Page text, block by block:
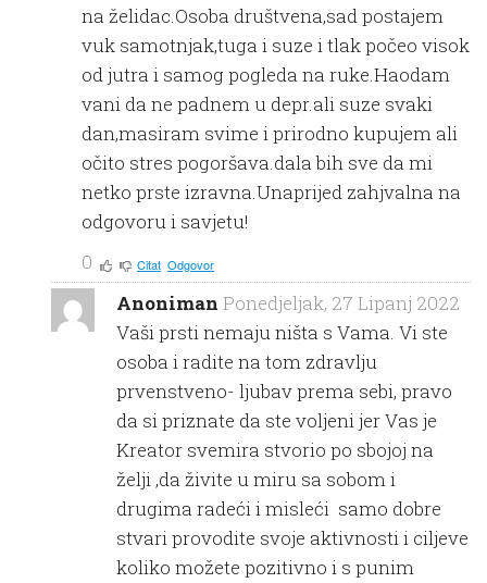
na želidac.Osoba društvena,sad postajem
vuk samotnjak,tuga i suze i tlak počeo visok
od jutra i samog pogleda na ruke.Haodam
vani da ne padnem u depr.ali suze svaki
dan,masiram svime i prirodno kupujem ali
očito stres pogoršava.dala bih sve da mi
netko prste izravna.Unaprijed zahjvalna na
odgovoru i savjetu!
0
Citat Odgovor
Anoniman Ponedjeljak, 27 Lipanj 2022
Vaši prsti nemaju ništa s Vama. Vi ste
osoba i radite na tom zdravlju
prvenstveno- ljubav prema sebi, pravo
da si priznate da ste voljeni jer Vas je
Kreator svemira stvorio po sbojoj na
želji ,da živite u miru sa sobom i
drugima radeći i misleći samo dobre
stvari provodite svoje aktivnosti i ciljeve
koliko možete pozitivno i s punim